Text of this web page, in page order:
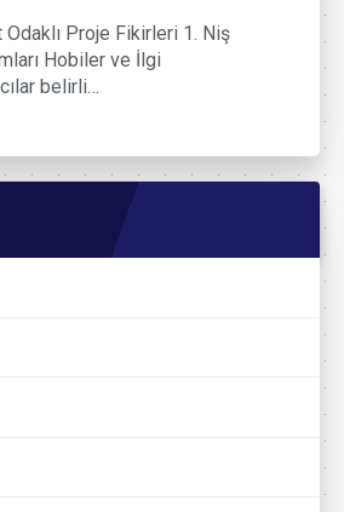
Proje Fikirleri 1. Niş
Hobiler ve İlgi
belirli…